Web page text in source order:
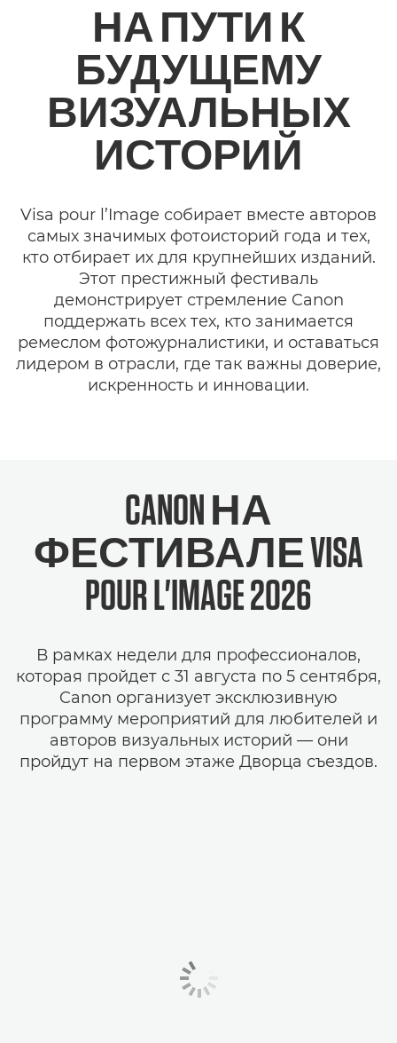
НА ПУТИ К
БУДУЩЕМУ
ВИЗУАЛЬНЫХ
ИСТОРИЙ
Visa pour l’Image собирает вместе авторов
самых значимых фотоисторий года и тех,
кто отбирает их для крупнейших изданий.
Этот престижный фестиваль
демонстрирует стремление Canon
поддержать всех тех, кто занимается
ремеслом фотожурналистики, и оставаться
лидером в отрасли, где так важны доверие,
искренность и инновации.
CANON НА
ФЕСТИВАЛЕ VISA
POUR L'IMAGE 2026
В рамках недели для профессионалов,
которая пройдет с 31 августа по 5 сентября,
Canon организует эксклюзивную
программу мероприятий для любителей и
авторов визуальных историй — они
пройдут на первом этаже Дворца съездов.